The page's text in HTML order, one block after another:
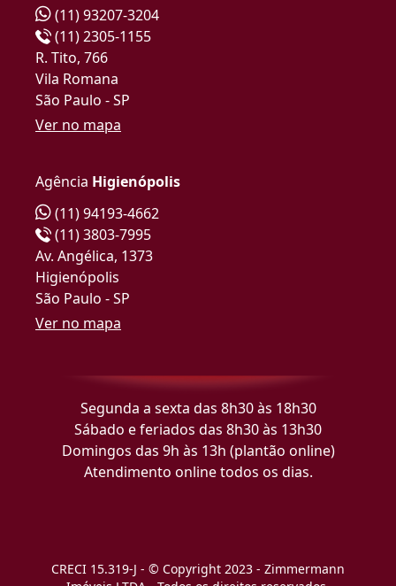
(11) 93207-3204
(11) 2305-1155
R. Tito, 766
Vila Romana
São Paulo - SP
Ver no mapa
Agência Higienópolis
(11) 94193-4662
(11) 3803-7995
Av. Angélica, 1373
Higienópolis
São Paulo - SP
Ver no mapa
Segunda a sexta das 8h30 às 18h30
Sábado e feriados das 8h30 às 13h30
Domingos das 9h às 13h (plantão online)
Atendimento online todos os dias.
CRECI 15.319-J - © Copyright 2023 - Zimmermann